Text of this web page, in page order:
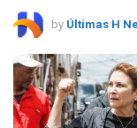
by Últimas H